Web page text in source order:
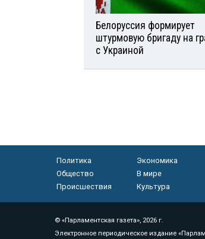
Белоруссия формирует
штурмовую бригаду на
с Украиной
Политика
Экономика
Общество
В мире
Происшествия
Культура
© «Парламентская газета», 2026 г.
Электронное периодическое издание